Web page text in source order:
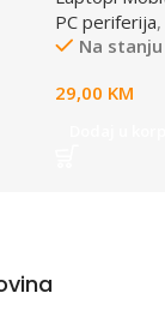
PC periferija,
Na stanju
29,00 KM